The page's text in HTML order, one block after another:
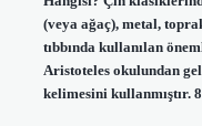
(veya ağaç), metal,
tıbbında kullanılan
Aristoteles okulundan
kelimesini kullanmıştır.